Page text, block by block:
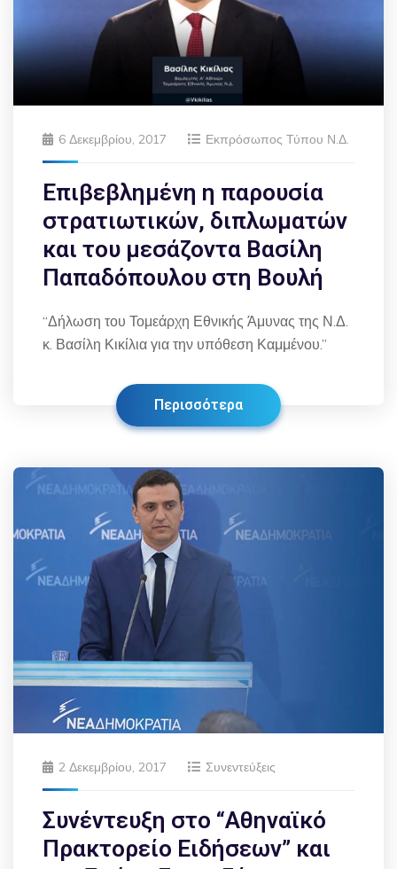
6 Δεκεμβρίου, 2017 Εκπρόσωπος Τύπου Ν.Δ.
Επιβεβλημένη η παρουσία
στρατιωτικών, διπλωματών
και του μεσάζοντα Βασίλη
Παπαδόπουλου στη Βουλή
“Δήλωση του Τομεάρχη Εθνικής Άμυνας της Ν.Δ.
κ. Βασίλη Κικίλια για την υπόθεση Καμμένου.”
Περισσότερα
2 Δεκεμβρίου, 2017 Συνεντεύξεις
Συνέντευξη στο “Αθηναϊκό
Πρακτορείο Ειδήσεων” και